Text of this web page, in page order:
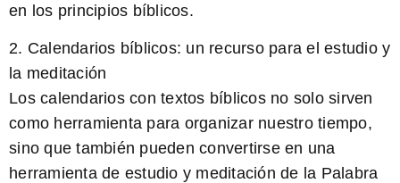
en los principios bíblicos.
2. Calendarios bíblicos: un recurso para el estudio y
la meditación
Los calendarios con textos bíblicos no solo sirven
como herramienta para organizar nuestro tiempo,
sino que también pueden convertirse en una
herramienta de estudio y meditación de la Palabra